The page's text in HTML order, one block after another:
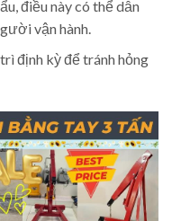
điều này có thể dẫn
vận hành.
định kỳ để tránh hỏng